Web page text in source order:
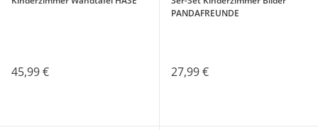
45,99 €
PANDAFREUNDE
27,99 €